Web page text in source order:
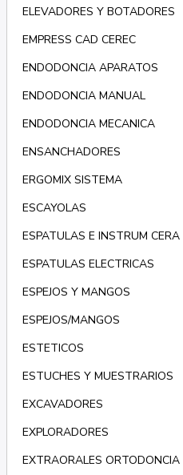
ELEVADORES Y BOTADORES
EMPRESS CAD CEREC
ENDODONCIA APARATOS
ENDODONCIA MANUAL
ENDODONCIA MECANICA
ENSANCHADORES
ERGOMIX SISTEMA
ESCAYOLAS
ESPATULAS E INSTRUM CERA
ESPATULAS ELECTRICAS
ESPEJOS Y MANGOS
ESPEJOS/MANGOS
ESTETICOS
ESTUCHES Y MUESTRARIOS
EXCAVADORES
EXPLORADORES
EXTRAORALES ORTODONCIA